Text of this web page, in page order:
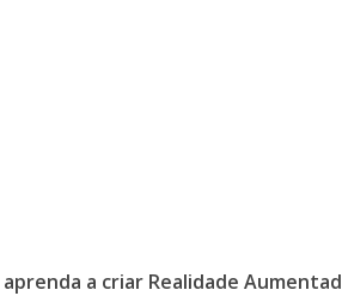
aprenda a criar Realidade